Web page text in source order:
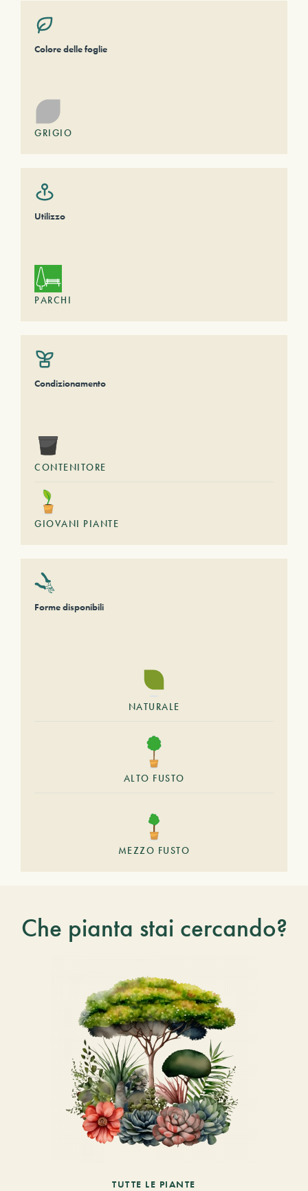
Colore delle foglie
GRIGIO
Utilizzo
PARCHI
Condizionamento
CONTENITORE
GIOVANI PIANTE
Forme disponibili
NATURALE
ALTO FUSTO
MEZZO FUSTO
Che pianta stai cercando?
TUTTE LE PIANTE